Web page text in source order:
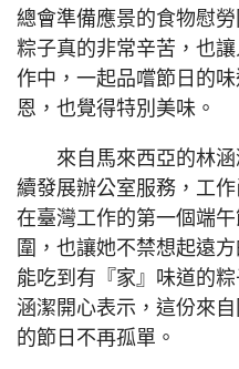
總會準備應景的食物慰
粽子真的非常辛苦，也
作中，一起品嚐節日的
恩，也覺得特別美味。
來自馬來西亞的林涵
續發展辦公室服務，工
在臺灣工作的第一個端
圍，也讓她不禁想起遠
能吃到有『家』味道的
涵潔開心表示，這份來
的節日不再孤單。